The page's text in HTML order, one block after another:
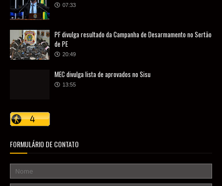
07:33
PF divulga resultado da Campanha de Desarmamento no Sertão
de PE
20:49
MEC divulga lista de aprovados no Sisu
13:55
FORMULÁRIO DE CONTATO